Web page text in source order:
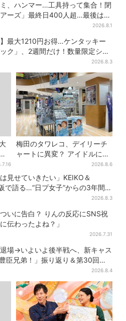
、ハンマー…工具持って集合！閉
ーズ」最終日400人超…最後は
2026.8.1
】最大1210円お得…ケンタッキー
ク」、2週間だけ！数量限定シー
2026.8.3
梅田のタワレコ、デイリーチ
ャートに異変？ アイドルに混
じり“マユリカ”が1位に…お笑
いが強すぎる理由とは
2026.8.6
見せていきたい」KEIKO＆
で語る…“日プ女子”からの3年間
2026.8.3
いに告白？ りんの反応にSNS祝
伝わったよね？」
2026.7.31
場→いよいよ後半戦へ、新キャス
臣兄弟！」振り返り＆第30回あ
2026.8.4